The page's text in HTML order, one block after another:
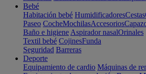
Bebé
Habitación bebé HumidificadoresCestas
Paseo CocheMochilasAccesorios
Baño e higiene Aspirador nasalOrinales
Textil bebé CojinesFunda
Seguridad Barreras
Deporte
Equipamiento de cardio Máquinas de